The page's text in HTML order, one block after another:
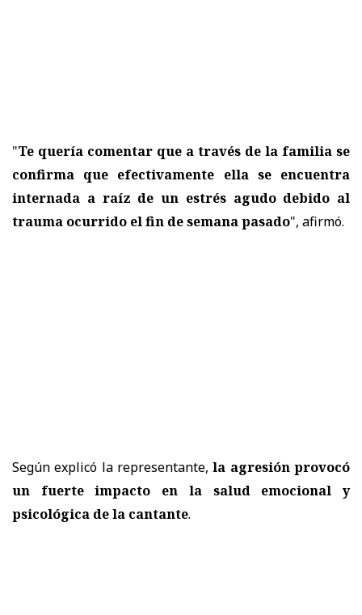
"Te quería comentar que a través de la familia se
confirma que efectivamente ella se encuentra
internada a raíz de un estrés agudo debido al
trauma ocurrido el fin de semana pasado", afirmó.
Según explicó la representante,la agresión provocó
un fuerte impacto en la salud emocional y
psicológica de la cantante.